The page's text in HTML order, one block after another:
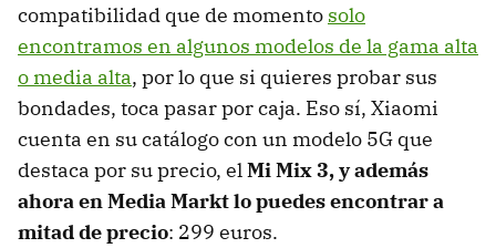
compatibilidad que de momento solo
encontramos en algunos modelos de la gama alta
o media alta, por lo que si quieres probar sus
bondades, toca pasar por caja. Eso sí, Xiaomi
cuenta en su catálogo con un modelo 5G que
destaca por su precio, elMi Mix 3, y además
ahora en Media Markt lo puedes encontrar a
mitad de precio: 299 euros.